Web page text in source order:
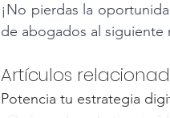
¡No pierdas la
de abogados al siguiente
Artículos
Potencia tu estrategia